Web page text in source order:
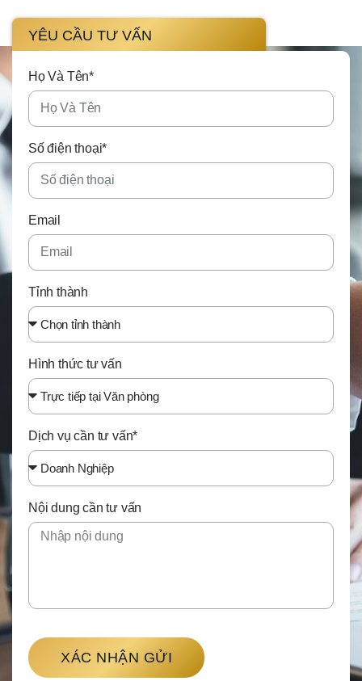
YÊU CẦU TƯ VẤN
Họ Và Tên*
Số điện thoại*
Email
Tỉnh thành
Hình thức tư vấn
Dịch vụ cần tư vấn*
Nội dung cần tư vấn
XÁC NHẬN GỬI